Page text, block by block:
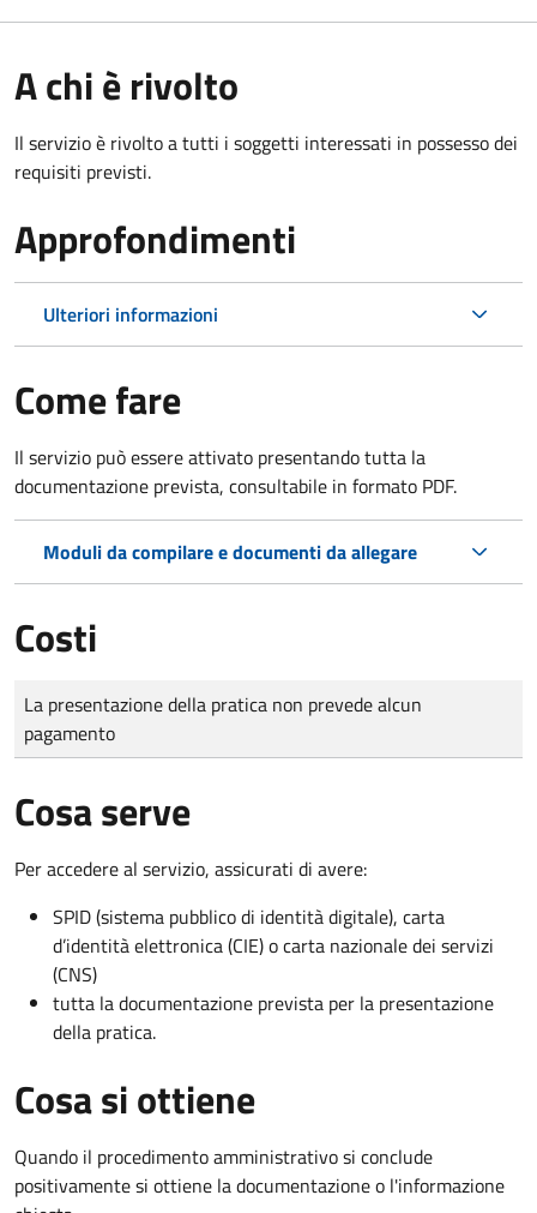
A chi è rivolto
Il servizio è rivolto a tutti i soggetti interessati in possesso dei
requisiti previsti.
Approfondimenti
Ulteriori informazioni
Come fare
Il servizio può essere attivato presentando tutta la
documentazione prevista, consultabile in formato PDF.
Moduli da compilare e documenti da allegare
Costi
Tipo di pagamento
Importo
La presentazione della pratica non prevede alcun
pagamento
Cosa serve
Per accedere al servizio, assicurati di avere:
SPID (sistema pubblico di identità digitale), carta
d’identità elettronica (CIE) o carta nazionale dei servizi
(CNS)
tutta la documentazione prevista per la presentazione
della pratica.
Cosa si ottiene
Quando il procedimento amministrativo si conclude
positivamente si ottiene la documentazione o l'informazione